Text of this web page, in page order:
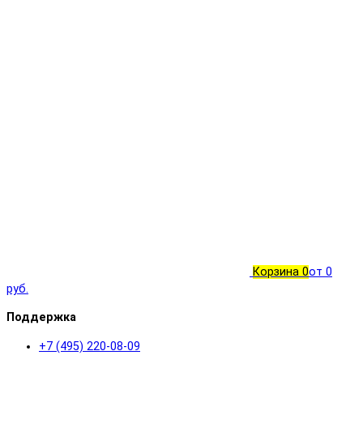
Корзина 0от 0
руб.
Поддержка
+7 (495) 220-08-09